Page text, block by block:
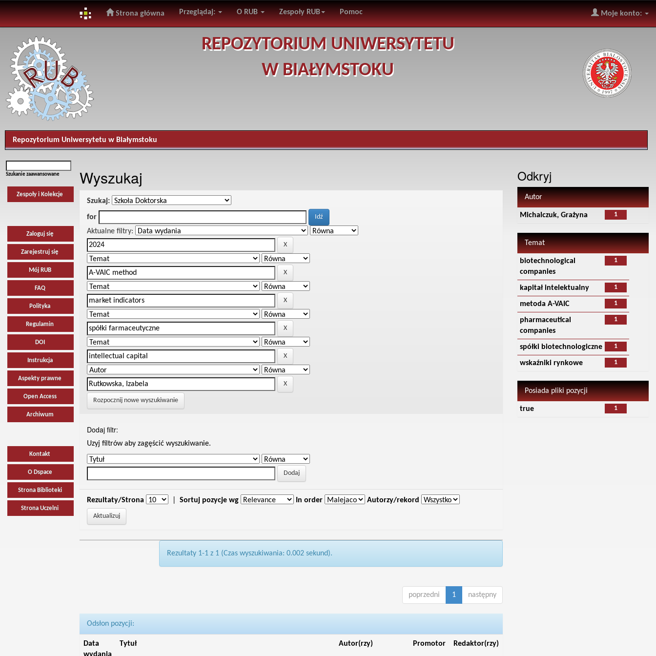
navigation
Strona główna Przeglądaj: O RUB Zespoły RUB Pomoc Moje konto:
REPOZYTORIUM UNIWERSYTETU
W BIAŁYMSTOKU
Repozytorium Uniwersytetu w Białymstoku
Szukanie zaawansowane
Zespoły i Kolekcje
Zaloguj się
Zarejestruj się
Mój RUB
FAQ
Polityka
Regulamin
DOI
Instrukcja
Aspekty prawne
Open Access
Archiwum
Kontakt
O Dspace
Strona Biblioteki
Strona Uczelni
Wyszukaj
Szukaj:
for
Aktualne filtry:
Rozpocznij nowe wyszukiwanie
Dodaj filtr:
Uzyj filtrów aby zagęścić wyszukiwanie.
Rezultaty/Strona Sortuj pozycje wg In order Autorzy/rekord
Rezultaty 1-1 z 1 (Czas wyszukiwania: 0.002 sekund).
poprzedni 1 następny
Odsłon pozycji:
Data
Tytuł Autor(rzy) Promotor Redaktor(rzy)
Odkryj
Autor
1
Michalczuk, Grażyna
Temat
1
biotechnological
companies
1
kapitał intelektualny
1
metoda A-VAIC
1
pharmaceutical
companies
1
spółki biotechnologiczne
1
wskaźniki rynkowe
Posiada pliki pozycji
1
true